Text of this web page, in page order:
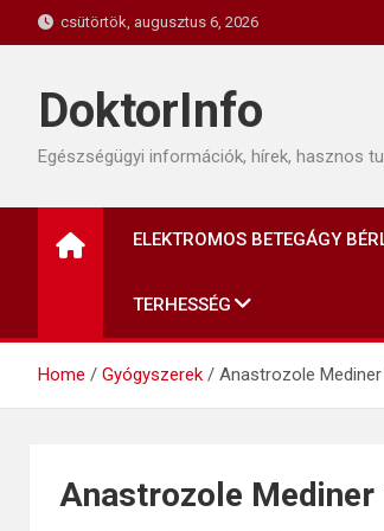
to
csütörtök, augusztus 6, 2026
DoktorInfo
Egészségügyi információk, hírek, hasznos
ELEKTROMOS BETEGÁGY
TERHESSÉG
Home Gyógyszerek Anastrozole
Anastrozole